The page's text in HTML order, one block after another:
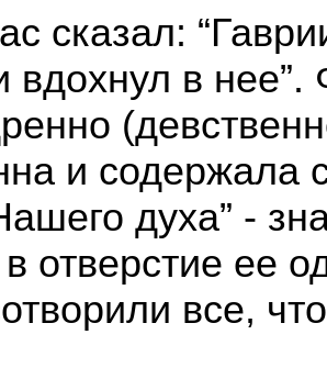
сказал:
вдохнул в
и содержала
духа” -
отверстие ее
все,